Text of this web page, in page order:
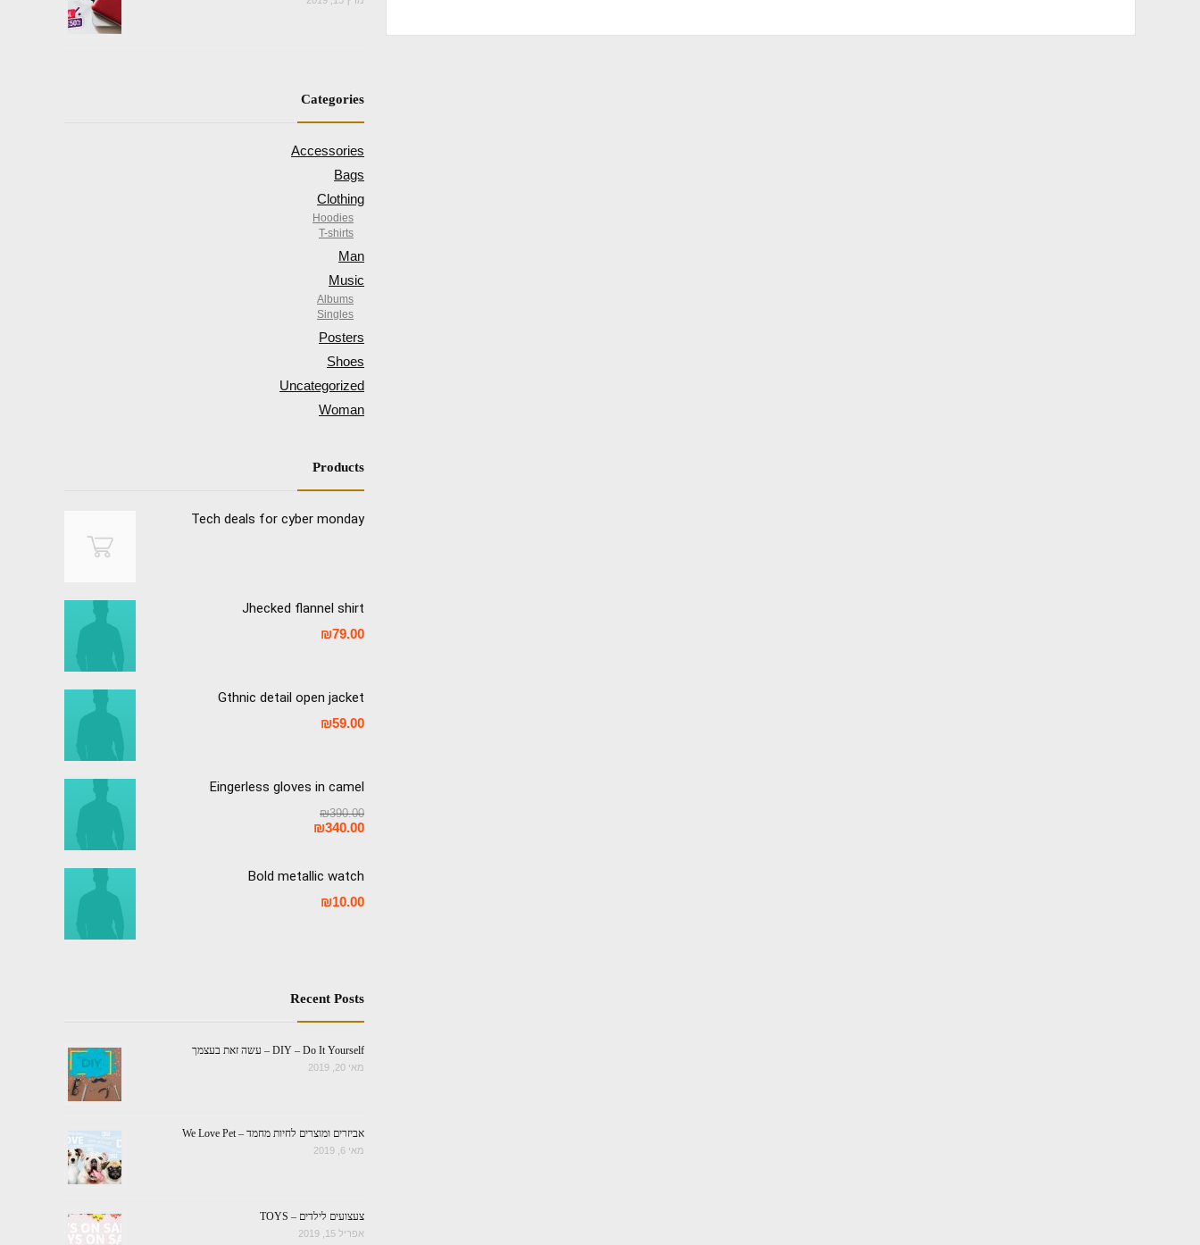
Categories
Accessories
Bags
Clothing
Hoodies
T-shirts
Man
Music
Albums
Singles
Posters
Shoes
Uncategorized
Woman
Products
Tech deals for cyber monday
Jhecked flannel shirt
₪79.00
Gthnic detail open jacket
₪59.00
Eingerless gloves in camel
₪390.00
₪340.00
Bold metallic watch
₪10.00
Recent Posts
DIY – Do It Yourself – עשה זאת בעצמך
מאי 20, 2019
אביזרים ומוצרים לחיות מחמד – We Love Pet
מאי 6, 2019
צעצועים לילדים – TOYS
אפריל 15, 2019